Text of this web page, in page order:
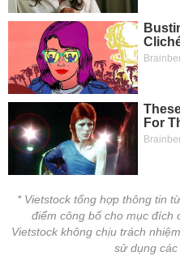
* Vietstock tổng hợp thông tin
điểm công bố cho mục đích
Vietstock không chịu trách
sử dụng các